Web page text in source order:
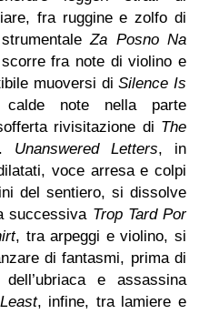
fra ruggine e zolfo di
Za Posno Na
fra note di violino e
muoversi di Silence Is
note nella parte
rivisitazione di The
. Unanswered Letters, in
voce arresa e colpi
del sentiero, si dissolve
successiva Trop Tard Por
, tra arpeggi e violino, si
di fantasmi, prima di
e assassina
, infine, tra lamiere e